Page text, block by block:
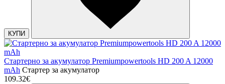
КУПИ
Стартерно за акумулатор Premiumpowertools HD 200 A 12000
mAh Стартер за акумулатор
109.32€